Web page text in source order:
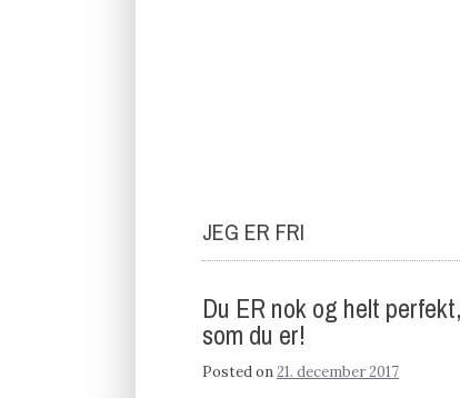
JEG ER FRI
Du ER nok og helt
som du er!
Posted on21. december 2017